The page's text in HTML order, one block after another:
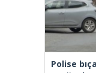
Polise